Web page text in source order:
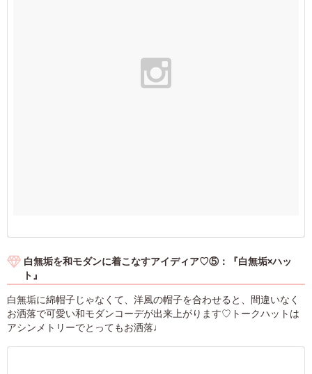
白無垢を和モダンに着こなすアイディア♡⑤：『白無垢×ハッ
ト』
白無垢に綿帽子じゃなくて、洋風の帽子を合わせると、間違いなく
お洒落で可愛い和モダンコーデが出来上がります♡トークハットは
アシンメトリーでとってもお洒落♩